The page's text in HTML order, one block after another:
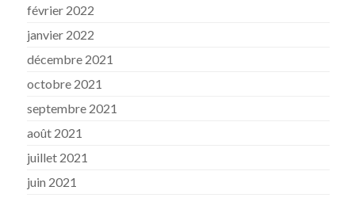
février 2022
janvier 2022
décembre 2021
octobre 2021
septembre 2021
août 2021
juillet 2021
juin 2021